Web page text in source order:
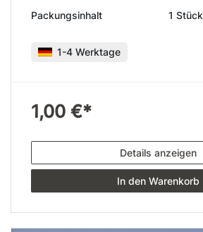
Packungsinhalt 1 Stück
1-4 Werktage
1,00 €*
Details anzeigen
In den Warenkorb